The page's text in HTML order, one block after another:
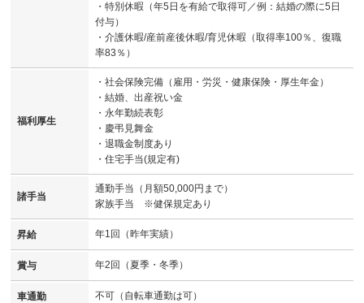
・特別休暇（年5日を有給で取得可／例：結婚の際に5日
付与）
・介護休暇/産前産後休暇/育児休暇（取得率100％、復職
率83％）
福利厚生
・社会保険完備（雇用・労災・健康保険・厚生年金）
・結婚、出産祝い金
・永年勤続表彰
・慶弔見舞金
・退職金制度あり
・住宅手当(規定有)
諸手当
通勤手当（月額50,000円まで）
家族手当 ※健保規定あり
昇給 年1回（昨年実績）
賞与 年2回（夏季・冬季）
車通勤 不可（自転車通勤は可）